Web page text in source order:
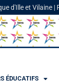
d'Ille et Vilaine |
ÉDUCATIFS